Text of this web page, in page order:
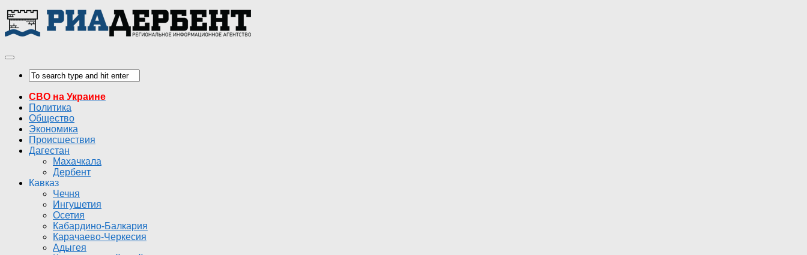
СВО на Украине
Политика
Общество
Экономика
Происшествия
Дагестан
Махачкала
Дербент
Кавказ
Чечня
Ингушетия
Осетия
Кабардино-Балкария
Карачаево-Черкесия
Адыгея